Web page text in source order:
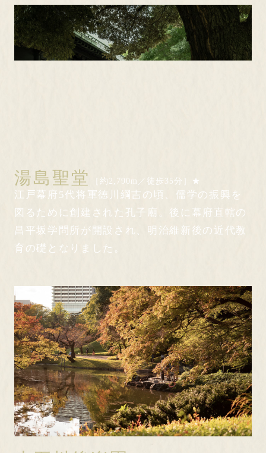
湯島聖堂 ［約2,790m／徒歩35分］★
江戸幕府5代将軍徳川綱吉の頃、儒学の振興を
図るために創建された孔子廟。後に幕府直轄の
昌平坂学問所が開設され、明治維新後の近代教
育の礎となりました。